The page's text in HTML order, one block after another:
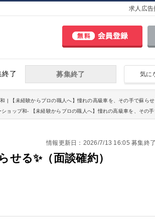
求人広告
気に
募集終了
終了
| 【未経験からプロの職人へ】憧れの高級車を、その手で蘇ら
ョップ和- 【未経験からプロの職人へ】憧れの高級車を、その手
情報更新日：2026/7/13 16:05 募集終
る✨（面談確約）